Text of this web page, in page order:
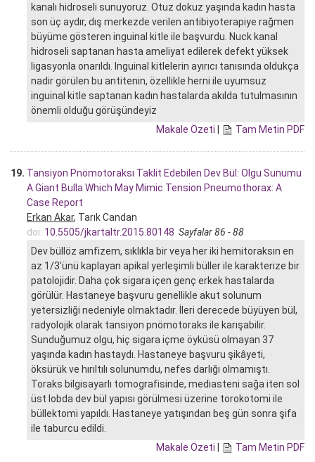
kanalı hidroseli sunuyoruz. Otuz dokuz yaşında kadın hasta
son üç aydır, dış merkezde verilen antibiyoterapiye rağmen
büyüme gösteren inguinal kitle ile başvurdu. Nuck kanal
hidroseli saptanan hasta ameliyat edilerek defekt yüksek
ligasyonla onarıldı. Inguinal kitlelerin ayırıcı tanısında oldukça
nadir görülen bu antitenin, özellikle herni ile uyumsuz
inguinal kitle saptanan kadın hastalarda akılda tutulmasının
önemli olduğu görüşündeyiz
Makale Özeti | Tam Metin PDF
19. Tansiyon Pnömotoraksı Taklit Edebilen Dev Bül: Olgu Sunumu
A Giant Bulla Which May Mimic Tension Pneumothorax: A
Case Report
Erkan Akar, Tarık Candan
doi: 10.5505/jkartaltr.2015.80148 Sayfalar 86 - 88
Dev büllöz amfizem, sıklıkla bir veya her iki hemitoraksın en
az 1/3’ünü kaplayan apikal yerleşimli büller ile karakterize bir
patolojidir. Daha çok sigara içen genç erkek hastalarda
görülür. Hastaneye başvuru genellikle akut solunum
yetersizliği nedeniyle olmaktadır. İleri derecede büyüyen bül,
radyolojik olarak tansiyon pnömotoraks ile karışabilir.
Sunduğumuz olgu, hiç sigara içme öyküsü olmayan 37
yaşında kadın hastaydı. Hastaneye başvuru şikâyeti,
öksürük ve hırıltılı solunumdu, nefes darlığı olmamıştı.
Toraks bilgisayarlı tomografisinde, mediasteni sağa iten sol
üst lobda dev bül yapısı görülmesi üzerine torokotomi ile
büllektomi yapıldı. Hastaneye yatışından beş gün sonra şifa
ile taburcu edildi.
Makale Özeti | Tam Metin PDF